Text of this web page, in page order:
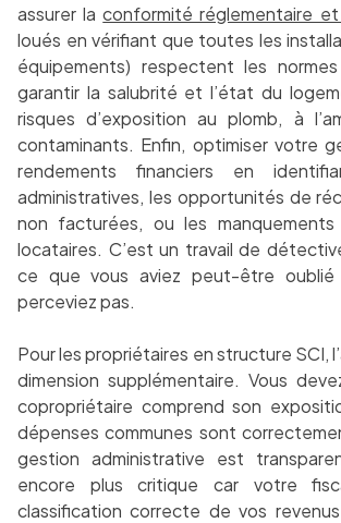
assurer laconformité réglementaire
loués en vérifiant que toutes les
équipements) respectent les
garantir la salubrité et l’état du
risques d’exposition au plomb, à
contaminants. Enfin, optimiser votre
rendements financiers en
administratives, les opportunités de
non facturées, ou les
locataires. C’est un travail de
ce que vous aviez peut-être
perceviez pas.
Pour les propriétaires en structure SCI,
dimension supplémentaire. Vous
copropriétaire comprend son
dépenses communes sont
gestion administrative est
encore plus critique car votre
classification correcte de vos